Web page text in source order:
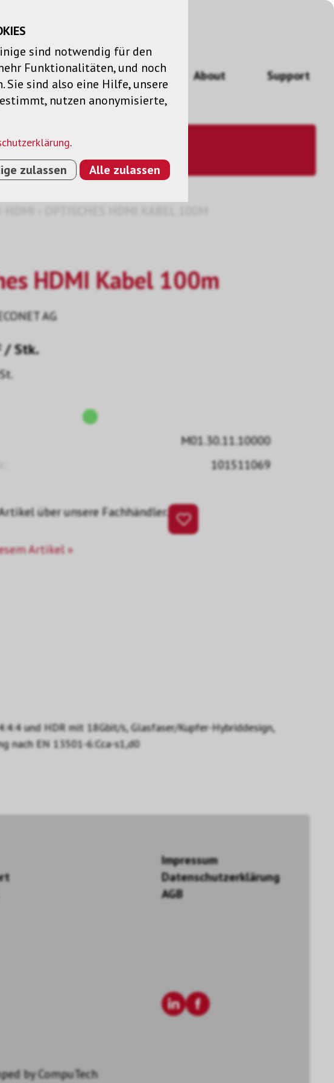
Login
News About Support
HDMI Kabel 100m
AG
/ Stk.
M01.30.11.10000
101511069
über unsere Fachhändler.
Artikel »
und HDR mit 18Gbit/s, Glasfaser/Kupfer-Hybriddesign,
nach EN 13501-6:Cca-s1,d0
Impressum
Datenschutzerklärung
AGB
byCompuTech
sind notwendig für den
Funktionalitäten, und noch
Sie sind also eine Hilfe, unsere
nutzen anonymisierte,
.
zulassen Alle zulassen